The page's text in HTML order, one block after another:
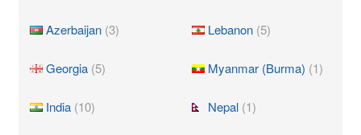
Azerbaijan (3)
Georgia (5)
India (10)
Lebanon (5)
Myanmar (Burma) (1)
Nepal (1)